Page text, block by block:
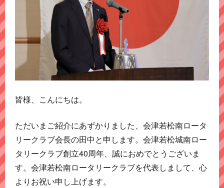
皆様、こんにちは。
ただいまご紹介にあずかりました、会津若松南ロータ
リークラブ会長の田中と申します。会津若松城南ロー
タリークラブ創立40周年、誠におめでとうございま
す。会津若松南ロータリークラブを代表しまして、心
よりお祝い申し上げます。